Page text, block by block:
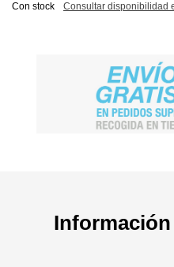
Con stock
Consultar disponibilidad